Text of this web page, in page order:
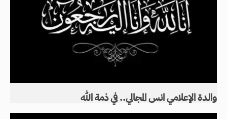
والدة الإعلامي انس المجالي.. في ذمة الله